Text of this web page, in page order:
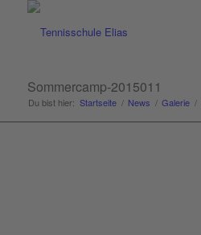
Sommercamp-2015011
Du bist hier: Startseite / News / Galerie /